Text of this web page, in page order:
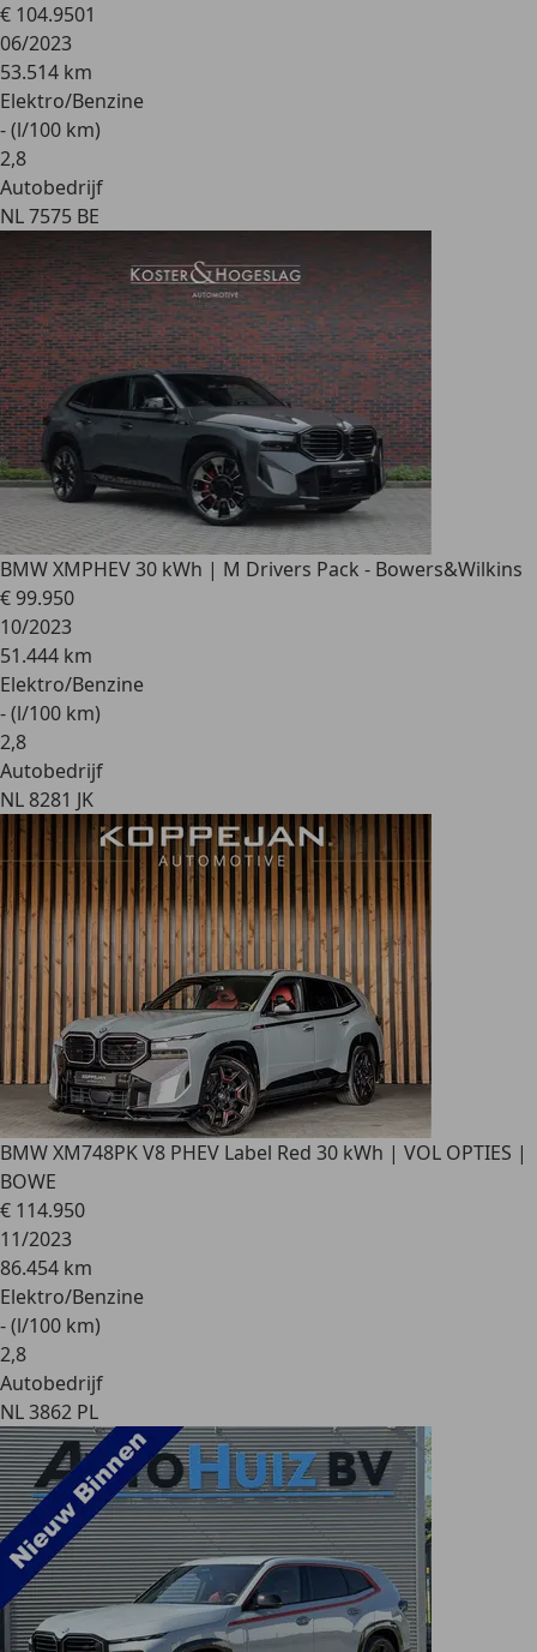
€ 104.9501
06/2023
53.514 km
Elektro/Benzine
- (l/100 km)
2,8
Autobedrijf
NL 7575 BE
BMW XMPHEV 30 kWh | M Drivers Pack - Bowers&Wilkins
€ 99.950
10/2023
51.444 km
Elektro/Benzine
- (l/100 km)
2,8
Autobedrijf
NL 8281 JK
BMW XM748PK V8 PHEV Label Red 30 kWh | VOL OPTIES |
BOWE
€ 114.950
11/2023
86.454 km
Elektro/Benzine
- (l/100 km)
2,8
Autobedrijf
NL 3862 PL